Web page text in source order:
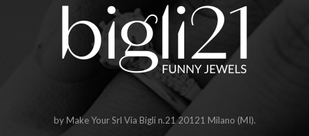
by Make Your Srl Via Bigli n.21 20121 Milano (MI).